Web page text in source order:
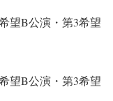
望B公演・第3希望
望B公演・第3希望